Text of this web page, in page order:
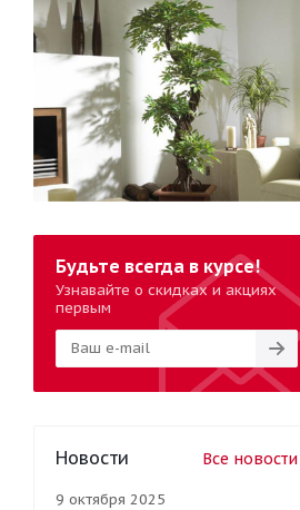
Будьте всегда в курсе!
Узнавайте о скидках и акциях
первым
Новости Все новости
9 октября 2025